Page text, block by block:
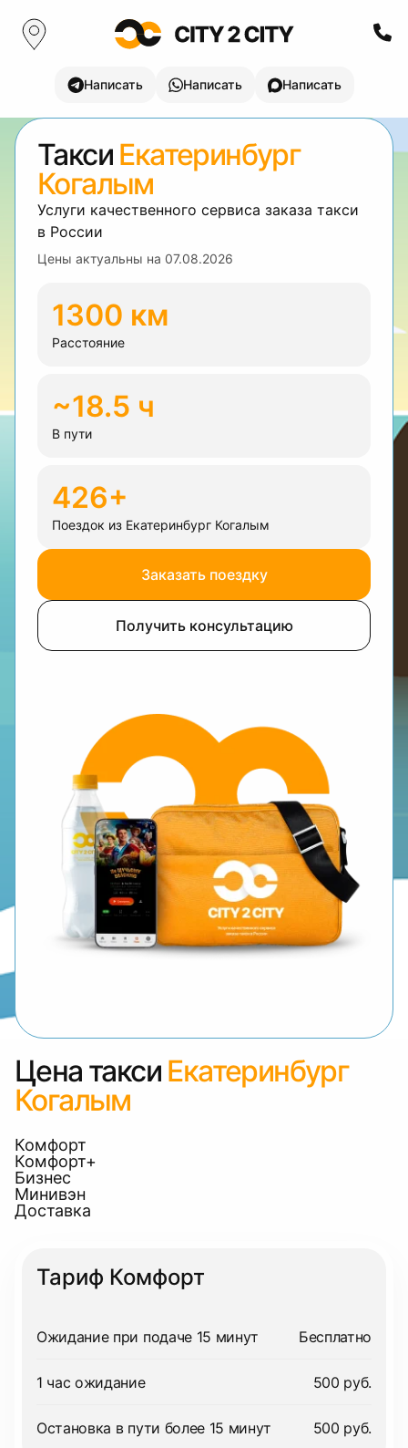
Написать Написать Написать
Такси Екатеринбург
Когалым
Услуги качественного сервиса заказа такси
в России
Цены актуальны на 07.08.2026
1300 км
Расстояние
~18.5 ч
В пути
426+
Поездок из Екатеринбург Когалым
Заказать поездку
Получить консультацию
Цена такси Екатеринбург
Когалым
Комфорт
Комфорт+
Бизнес
Минивэн
Доставка
Тариф Комфорт
Ожидание при подаче 15 минут Бесплатно
1 час ожидание 500 руб.
Остановка в пути более 15 минут 500 руб.